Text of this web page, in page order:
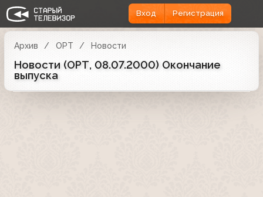
Вход Регистрация
Архив ОРТ Новости
Новости (ОРТ, 08.07.2000) Окончание
выпуска